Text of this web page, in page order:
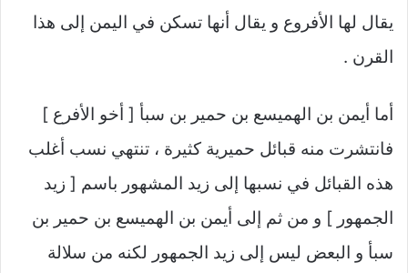
يقال لها الأفروع و يقال أنها تسكن في اليمن إلى هذا
القرن .
أما أيمن بن الهميسع بن حمير بن سبأ [ أخو الأفرع ]
فانتشرت منه قبائل حميرية كثيرة ، تنتهي نسب أغلب
هذه القبائل في نسبها إلى زيد المشهور باسم [ زيد
الجمهور ] و من ثم إلى أيمن بن الهميسع بن حمير بن
سبأ و البعض ليس إلى زيد الجمهور لكنه من سلالة